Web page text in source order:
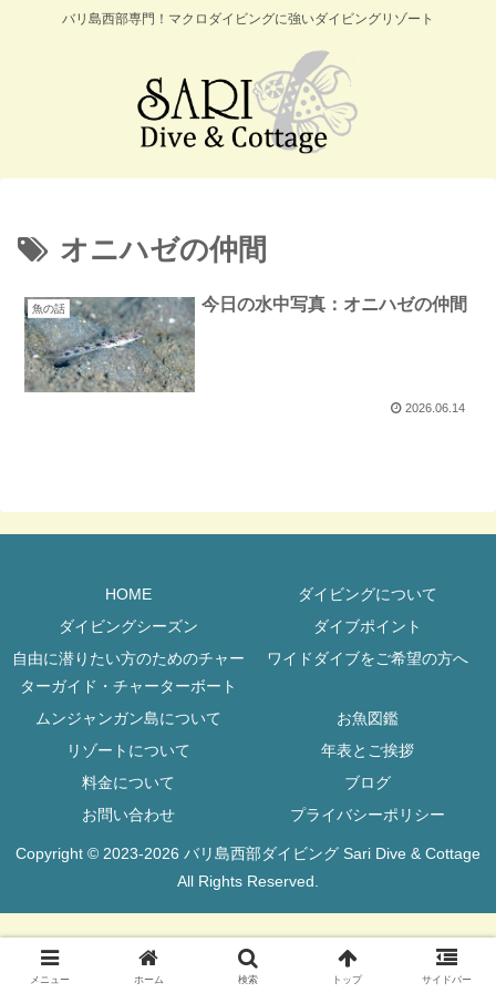
バリ島西部専門！マクロダイビングに強いダイビングリゾート
オニハゼの仲間
魚の話 今日の水中写真：オニハゼの仲間
2026.06.14
HOME
ダイビングについて
ダイビングシーズン
ダイブポイント
自由に潜りたい方のためのチャー
ターガイド・チャーターボート
ワイドダイブをご希望の方へ
ムンジャンガン島について
お魚図鑑
リゾートについて
年表とご挨拶
料金について
ブログ
お問い合わせ
プライバシーポリシー
Copyright © 2023-2026 バリ島西部ダイビング Sari Dive & Cottage
All Rights Reserved.
メニュー ホーム 検索 トップ サイドバー